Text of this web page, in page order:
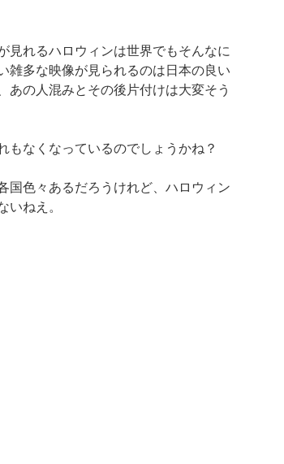
見れるハロウィンは世界でもそんなに
雑多な映像が見られるのは日本の良い
あの人混みとその後片付けは大変そう
もなくなっているのでしょうかね？
国色々あるだろうけれど、ハロウィン
いねえ。